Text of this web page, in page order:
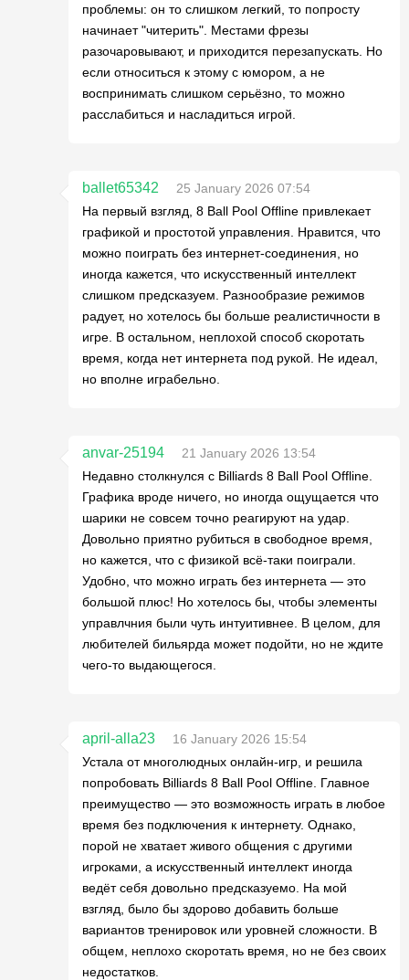
проблемы: он то слишком легкий, то попросту
начинает "читерить". Местами фрезы
разочаровывают, и приходится перезапускать. Но
если относиться к этому с юмором, а не
воспринимать слишком серьёзно, то можно
расслабиться и насладиться игрой.
ballet65342
25 January 2026 07:54
На первый взгляд, 8 Ball Pool Offline привлекает
графикой и простотой управления. Нравится, что
можно поиграть без интернет-соединения, но
иногда кажется, что искусственный интеллект
слишком предсказуем. Разнообразие режимов
радует, но хотелось бы больше реалистичности в
игре. В остальном, неплохой способ скоротать
время, когда нет интернета под рукой. Не идеал,
но вполне играбельно.
anvar-25194
21 January 2026 13:54
Недавно столкнулся с Billiards 8 Ball Pool Offline.
Графика вроде ничего, но иногда ощущается что
шарики не совсем точно реагируют на удар.
Довольно приятно рубиться в свободное время,
но кажется, что с физикой всё-таки поиграли.
Удобно, что можно играть без интернета — это
большой плюс! Но хотелось бы, чтобы элементы
управлчния были чуть интуитивнее. В целом, для
любителей бильярда может подойти, но не ждите
чего-то выдающегося.
april-alla23
16 January 2026 15:54
Устала от многолюдных онлайн-игр, и решила
попробовать Billiards 8 Ball Pool Offline. Главное
преимущество — это возможность играть в любое
время без подключения к интернету. Однако,
порой не хватает живого общения с другими
игроками, а искусственный интеллект иногда
ведёт себя довольно предсказуемо. На мой
взгляд, было бы здорово добавить больше
вариантов тренировок или уровней сложности. В
общем, неплохо скоротать время, но не без своих
недостатков.